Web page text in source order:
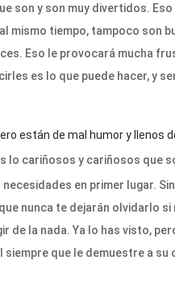
son y son muy divertidos.
mismo tiempo, tampoco son
Eso le provocará mucha
es lo que puede hacer, y
están de mal humor y llenos
lo cariñosos y cariñosos que
en primer lugar.
nunca te dejarán olvidarlo si
de la nada. Ya lo has visto,
siempre que le demuestre a